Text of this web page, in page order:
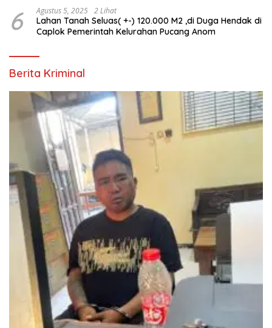
6 Agustus 5, 2025 2 Lihat
Lahan Tanah Seluas( +-) 120.000 M2 ,di Duga Hendak di
Caplok Pemerintah Kelurahan Pucang Anom
Berita Kriminal